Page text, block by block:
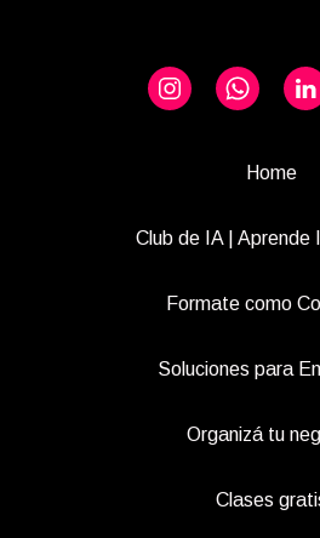
Home
Club de IA | Aprende
Formate como
Soluciones para
Organizá tu
Clases